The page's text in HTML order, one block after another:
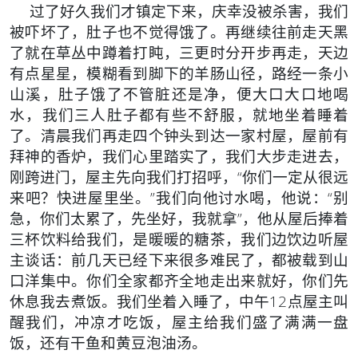
过了好久我们才镇定下来，庆幸没被杀害，我们
被吓坏了，肚子也不觉得饿了。再继续往前走天黑
了就在草丛中蹲着打盹，三更时分开步再走，天边
有点星星，模糊看到脚下的羊肠山径，路经一条小
山溪，肚子饿了不管脏还是净，便大口大口地喝
水，我们三人肚子都有些不舒服，就地坐着睡着
了。清晨我们再走四个钟头到达一家村屋，屋前有
拜神的香炉，我们心里踏实了，我们大步走进去，
刚跨进门，屋主先向我们打招呼，“你们一定从很远
来吧？快进屋里坐。”我们向他讨水喝，他说：“别
急，你们太累了，先坐好，我就拿”，他从屋后捧着
三杯饮料给我们，是暖暖的糖茶，我们边饮边听屋
主谈话：前几天已经下来很多难民了，都被载到山
口洋集中。你们全家都齐全地走出来就好，你们先
休息我去煮饭。我们坐着入睡了，中午12点屋主叫
醒我们，冲凉才吃饭，屋主给我们盛了满满一盘
饭，还有干鱼和黄豆泡油汤。